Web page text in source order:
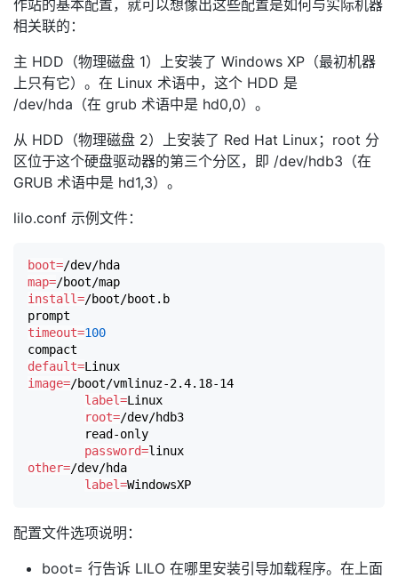
作站的基本配置，就可以想像出这些配置是如何与实际机器
相关联的：
主 HDD（物理磁盘 1）上安装了 Windows XP（最初机器
上只有它）。在 Linux 术语中，这个 HDD 是
/dev/hda（在 grub 术语中是 hd0,0）。
从 HDD（物理磁盘 2）上安装了 Red Hat Linux；root 分
区位于这个硬盘驱动器的第三个分区，即 /dev/hdb3（在
GRUB 术语中是 hd1,3）。
lilo.conf 示例文件：
boot=
map=
install=/boot/boot.b
timeout=100
default=
image=/boot/vmlinuz-2.4.18-14
label=Linux
root=/dev/hdb3
password=
other=/dev/hda
label=
配置文件选项说明：
boot= 行告诉 LILO 在哪里安装引导加载程序。在上面